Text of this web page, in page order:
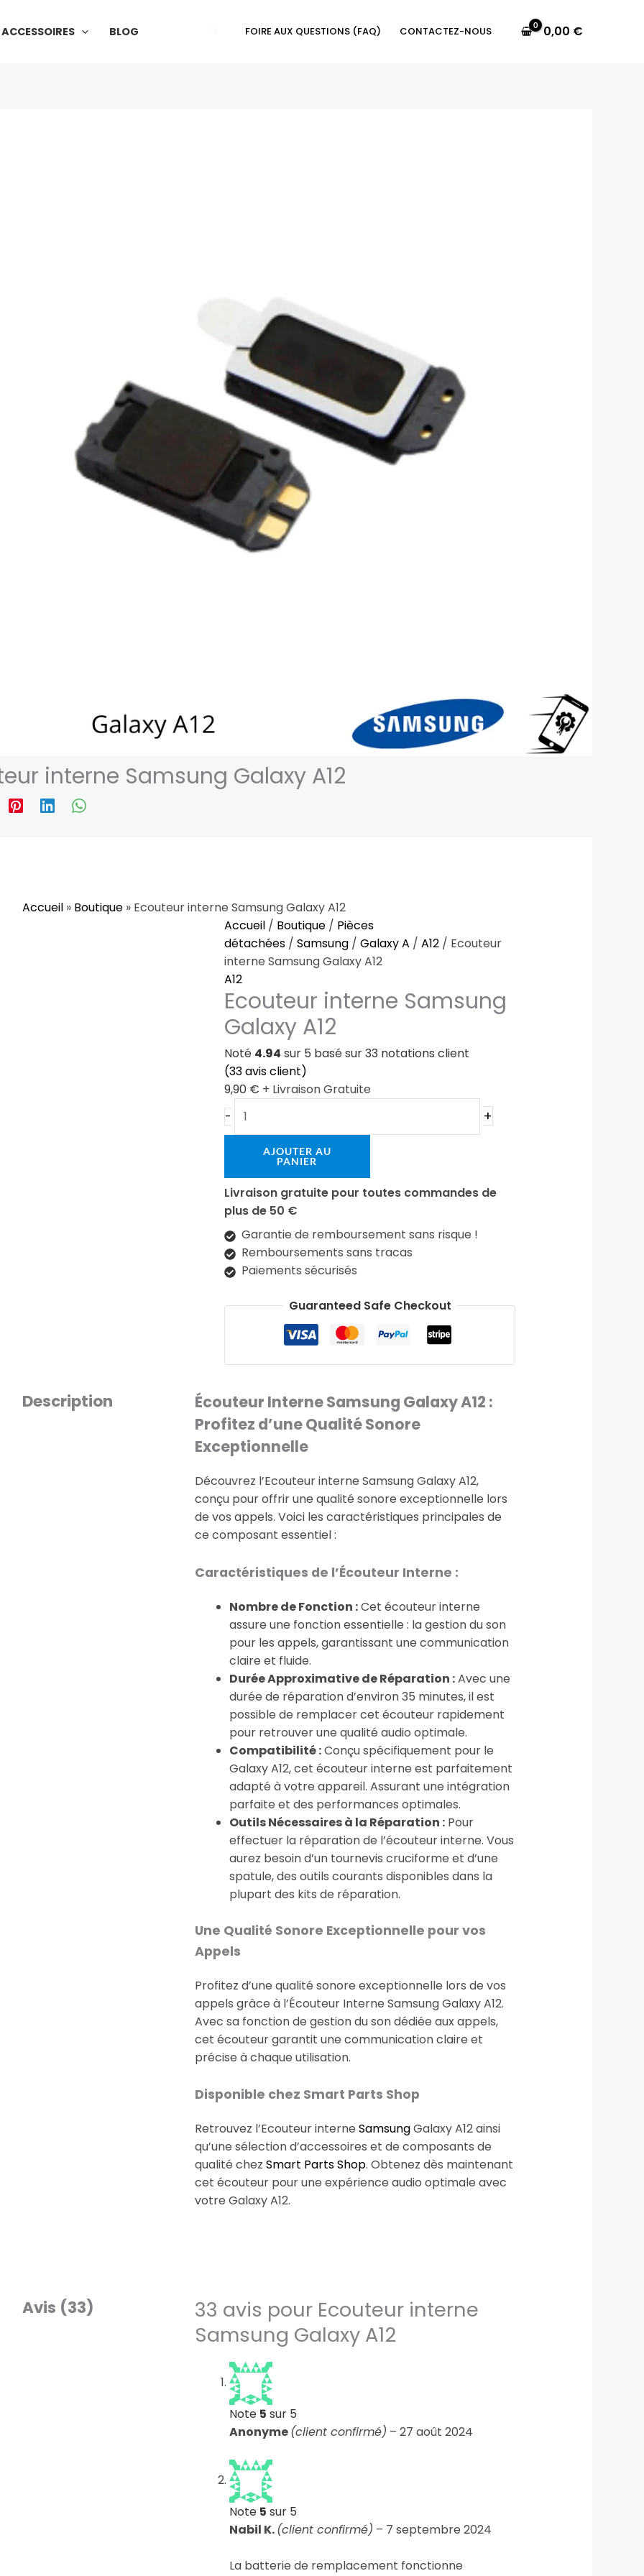
ACCESSOIRES BLOG Rechercher
FOIRE AUX QUESTIONS (FAQ) CONTACTEZ-NOUS 0,00 €
interne Samsung Galaxy A12
Accueil» Boutique» Ecouteur interne Samsung Galaxy A12
Accueil / Boutique / Pièces
détachées /Samsung /Galaxy A /A12 / Ecouteur
interne Samsung Galaxy A12
A12
Ecouteur interne Samsung
Galaxy A12
Noté 4.94 sur 5 basé sur33 notations client
(33avis client)
9,90 € + Livraison Gratuite
-
quantité
de
Ecouteur
interne
Samsung
Galaxy
A12
+
AJOUTER AU
PANIER
Livraison gratuite pour toutes commandes de
plus de 50 €
Garantie de remboursement sans risque !
Remboursements sans tracas
Paiements sécurisés
Guaranteed Safe Checkout
Description
Écouteur Interne Samsung Galaxy A12 :
Profitez d’une Qualité Sonore
Exceptionnelle
Découvrez l’Ecouteur interne Samsung Galaxy A12,
conçu pour offrir une qualité sonore exceptionnelle lors
de vos appels. Voici les caractéristiques principales de
ce composant essentiel :
Caractéristiques de l’Écouteur Interne :
Nombre de Fonction :Cet écouteur interne
assure une fonction essentielle : la gestion du son
pour les appels, garantissant une communication
claire et fluide.
Durée Approximative de Réparation :Avec une
durée de réparation d’environ 35 minutes, il est
possible de remplacer cet écouteur rapidement
pour retrouver une qualité audio optimale.
Compatibilité :Conçu spécifiquement pour le
Galaxy A12, cet écouteur interne est parfaitement
adapté à votre appareil. Assurant une intégration
parfaite et des performances optimales.
Outils Nécessaires à la Réparation :Pour
effectuer la réparation de l’écouteur interne. Vous
aurez besoin d’un tournevis cruciforme et d’une
spatule, des outils courants disponibles dans la
plupart des kits de réparation.
Une Qualité Sonore Exceptionnelle pour vos
Appels
Profitez d’une qualité sonore exceptionnelle lors de vos
appels grâce à l’Écouteur Interne Samsung Galaxy A12.
Avec sa fonction de gestion du son dédiée aux appels,
cet écouteur garantit une communication claire et
précise à chaque utilisation.
Disponible chez Smart Parts Shop
Retrouvez l’Ecouteur interne SamsungGalaxy A12 ainsi
qu’une sélection d’accessoires et de composants de
qualité chez Smart Parts Shop. Obtenez dès maintenant
cet écouteur pour une expérience audio optimale avec
votre Galaxy A12.
Avis (33) 33 avis pour Ecouteur interne
Samsung Galaxy A12
Note 5 sur 5
Anonyme(client confirmé) – 27 août 2024
Note 5 sur 5
Nabil K.(client confirmé) – 7 septembre 2024
La batterie de remplacement fonctionne